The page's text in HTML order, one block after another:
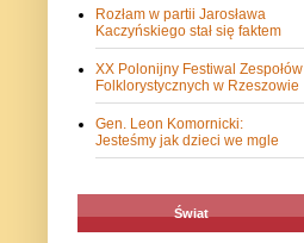
Rozłam w partii Jarosława
Kaczyńskiego stał się faktem
XX Polonijny Festiwal Zespołów
Folklorystycznych w Rzeszowie
Gen. Leon Komornicki:
Jesteśmy jak dzieci we mgle
Świat